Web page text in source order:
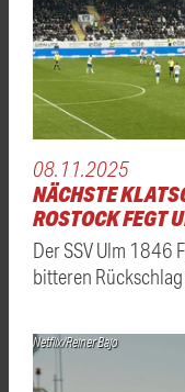
08.11.2025
NÄCHSTE
ROSTOCK FEGT
Der SSV Ulm 1846
bitteren
Netflix/Reiner Bajo